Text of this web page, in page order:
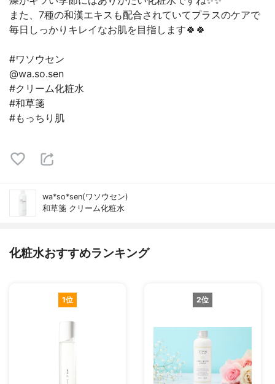
また、7種の和漢エキスも配合されていてプラスのケアで
毎日しっかりキレイなお肌を目指します🍀🍀
#ワソウセン
@wa.so.sen
#クリーム化粧水
#和草箋
#もっちり肌
wa*so*sen(ワソウセン)
和草箋 クリーム化粧水
化粧水おすすめランキング
1位 2位